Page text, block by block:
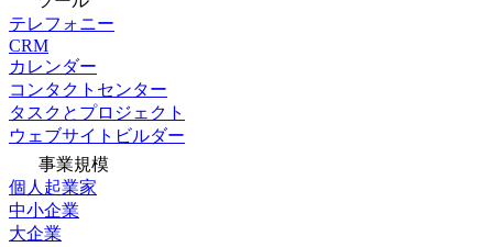
テレフォニー
CRM
カレンダー
コンタクトセンター
タスクとプロジェクト
ウェブサイトビルダー
事業規模
個人起業家
中小企業
大企業